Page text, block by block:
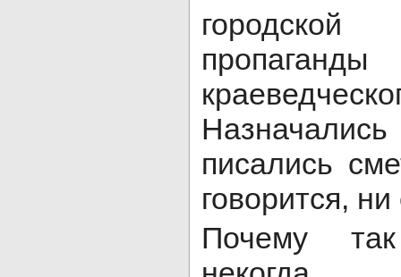
городской
писались
говорится,
Почему